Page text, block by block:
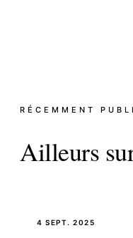
RÉCEMMENT
Ailleurs
4 SEPT. 2025